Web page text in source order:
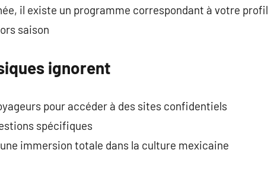
il existe un programme correspondant à votre profil
saison
ignorent
pour accéder à des sites confidentiels
spécifiques
immersion totale dans la culture mexicaine